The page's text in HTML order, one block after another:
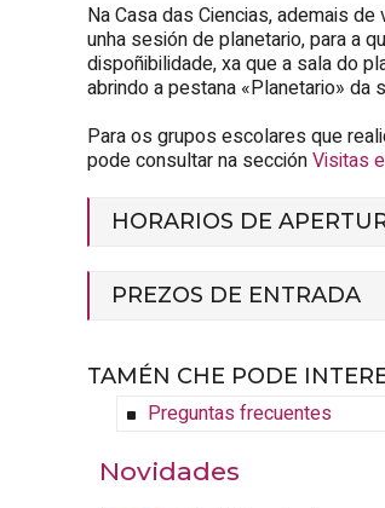
Na Casa das Ciencias, ademais
unha sesión de planetario, para a
dispoñibilidade, xa que a sala do
abrindo a pestana «Planetario» da
Para os grupos escolares que
pode consultar na secciónVisitas
HORARIOS DE
PREZOS DE ENTRADA
TAMÉN CHE PODE
Preguntas frecuentes
Novidades